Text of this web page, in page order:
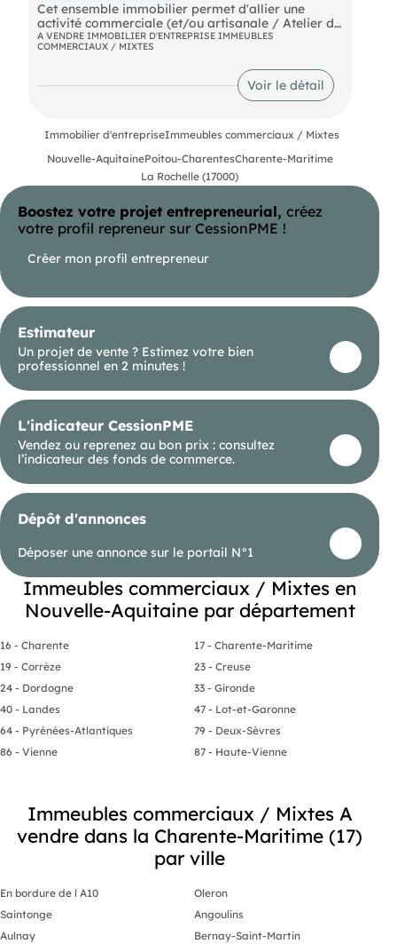
Cet ensemble immobilier permet d'allier une
activité commerciale (et/ou artisanale / Atelier de
190m2) et une qualité de vie avec une grande
résidence privée en retrait au calme sur environ
9100m2 de terrain boisé. Le magasin est visible de
la route très empruntée idéal pour un show room .
La maison totalement indépendante dans le style
167m2 loué actuellement 2000EurosTTC/mois
PRIVEES : Maison d'habitation : 186m2 +
dépendances 132m2 + atelier de 190m2 environ :
(rdc 67m2 + 123m2 en R+1) - Terrain : 9827m2
A VENDRE IMMOBILIER D'ENTREPRISE IMMEUBLES
COMMERCIAUX / MIXTES
Voir le détail
Immobilier d'entrepriseImmeubles commerciaux / Mixtes
Nouvelle-AquitainePoitou-CharentesCharente-Maritime
La Rochelle (17000)
Boostez votre projet entrepreneurial, créez
votre profil repreneur sur CessionPME !
Créer mon profil entrepreneur
Estimateur
Un projet de vente ? Estimez votre bien
professionnel en 2 minutes !
L'indicateur CessionPME
Vendez ou reprenez au bon prix : consultez
l’indicateur des fonds de commerce.
Dépôt d'annonces
Déposer une annonce sur le portail N°1
Immeubles commerciaux / Mixtes en
Nouvelle-Aquitaine par département
16 - Charente
17 - Charente-Maritime
19 - Corrèze
23 - Creuse
24 - Dordogne
33 - Gironde
40 - Landes
47 - Lot-et-Garonne
64 - Pyrénées-Atlantiques
79 - Deux-Sèvres
86 - Vienne
87 - Haute-Vienne
Immeubles commerciaux / Mixtes A
vendre dans la Charente-Maritime (17)
par ville
En bordure de l A10
Oleron
Saintonge
Angoulins
Aulnay
Bernay-Saint-Martin